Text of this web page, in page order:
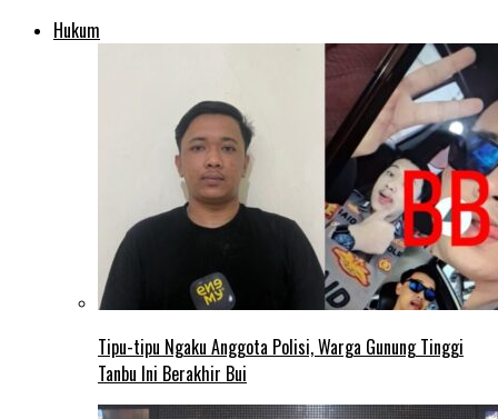
Hukum
Tipu-tipu Ngaku Anggota Polisi, Warga Gunung Tinggi
Tanbu Ini Berakhir Bui